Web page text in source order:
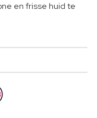
en frisse huid te